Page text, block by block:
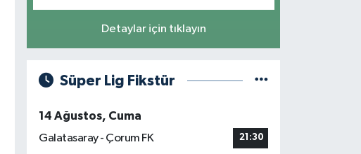
Detaylar için tıklayın
Süper Lig Fikstür
14 Ağustos, Cuma
Galatasaray - Çorum FK
21:30